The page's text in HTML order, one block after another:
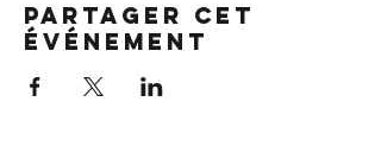
Partager cet
événement